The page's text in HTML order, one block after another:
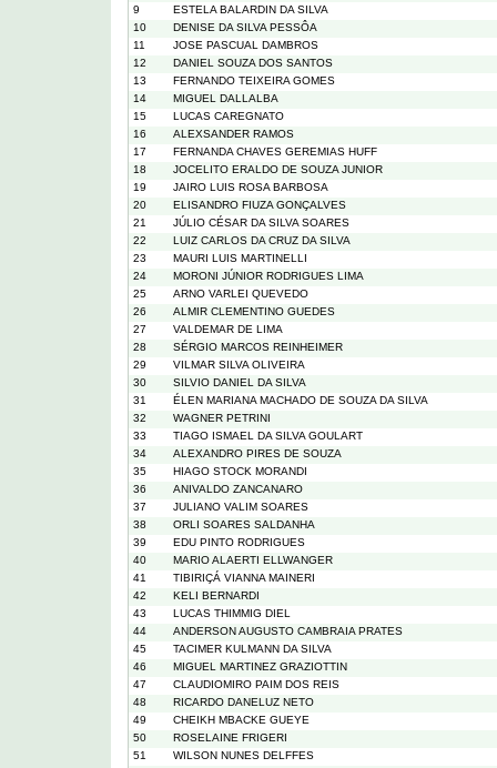
9
ESTELA BALARDIN DA SILVA
10
DENISE DA SILVA PESSÔA
11
JOSE PASCUAL DAMBROS
12
DANIEL SOUZA DOS SANTOS
13
FERNANDO TEIXEIRA GOMES
14
MIGUEL DALLALBA
15
LUCAS CAREGNATO
16
ALEXSANDER RAMOS
17
FERNANDA CHAVES GEREMIAS HUFF
18
JOCELITO ERALDO DE SOUZA JUNIOR
19
JAIRO LUIS ROSA BARBOSA
20
ELISANDRO FIUZA GONÇALVES
21
JÚLIO CÉSAR DA SILVA SOARES
22
LUIZ CARLOS DA CRUZ DA SILVA
23
MAURI LUIS MARTINELLI
24
MORONI JÚNIOR RODRIGUES LIMA
25
ARNO VARLEI QUEVEDO
26
ALMIR CLEMENTINO GUEDES
27
VALDEMAR DE LIMA
28
SÉRGIO MARCOS REINHEIMER
29
VILMAR SILVA OLIVEIRA
30
SILVIO DANIEL DA SILVA
31
ÉLEN MARIANA MACHADO DE SOUZA DA SILVA
32
WAGNER PETRINI
33
TIAGO ISMAEL DA SILVA GOULART
34
ALEXANDRO PIRES DE SOUZA
35
HIAGO STOCK MORANDI
36
ANIVALDO ZANCANARO
37
JULIANO VALIM SOARES
38
ORLI SOARES SALDANHA
39
EDU PINTO RODRIGUES
40
MARIO ALAERTI ELLWANGER
41
TIBIRIÇÁ VIANNA MAINERI
42
KELI BERNARDI
43
LUCAS THIMMIG DIEL
44
ANDERSON AUGUSTO CAMBRAIA PRATES
45
TACIMER KULMANN DA SILVA
46
MIGUEL MARTINEZ GRAZIOTTIN
47
CLAUDIOMIRO PAIM DOS REIS
48
RICARDO DANELUZ NETO
49
CHEIKH MBACKE GUEYE
50
ROSELAINE FRIGERI
51
WILSON NUNES DELFFES